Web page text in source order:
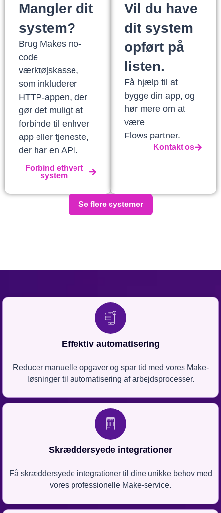
Mangler dit
system?
Brug Makes no-
code
værktøjskasse,
som inkluderer
HTTP-appen, der
gør det muligt at
forbinde til enhver
app eller tjeneste,
der har en API.
Forbind ethvert
system
Vil du have
dit system
opført på
listen.
Få hjælp til at
bygge din app, og
hør mere om at
være
Flows partner.
Kontakt os
Se flere systemer
Effektiv automatisering
Reducer manuelle opgaver og spar tid med vores Make-
løsninger til automatisering af arbejdsprocesser.
Skræddersyede integrationer
Få skræddersyede integrationer til dine unikke behov med
vores professionelle Make-service.